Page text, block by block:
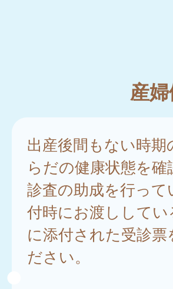
産
出産後間もない時
らだの健康状態を
診査の助成を行っ
付時にお渡しして
に添付された受診
ださい。